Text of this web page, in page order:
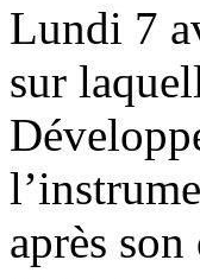
Lundi 7
sur
après